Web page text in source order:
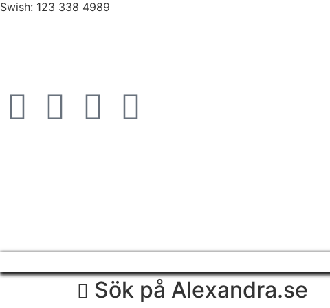
Swish: 123 338 4989
Sök på Alexandra.se